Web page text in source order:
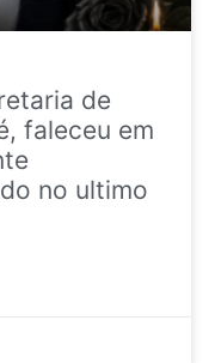
de
faleceu em
no ultimo